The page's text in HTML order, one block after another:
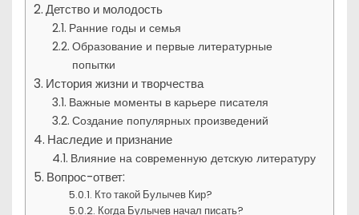
Детство и молодость
Ранние годы и семья
Образование и первые литературные
попытки
История жизни и творчества
Важные моменты в карьере писателя
Создание популярных произведений
Наследие и признание
Влияние на современную детскую литературу
Вопрос-ответ:
Кто такой Булычев Кир?
Когда Булычев начал писать?